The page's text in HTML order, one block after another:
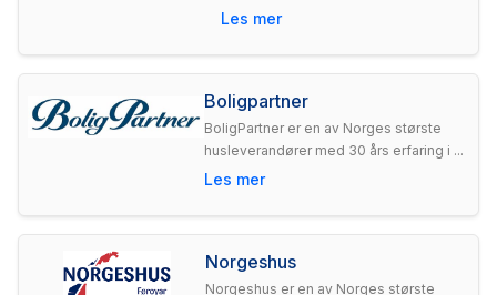
Les mer
Boligpartner
BoligPartner er en av Norges største
husleverandører med 30 års erfaring i ...
Les mer
Norgeshus
Norgeshus er en av Norges største